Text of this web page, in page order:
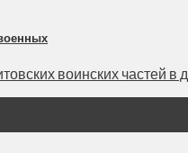
воинских частей